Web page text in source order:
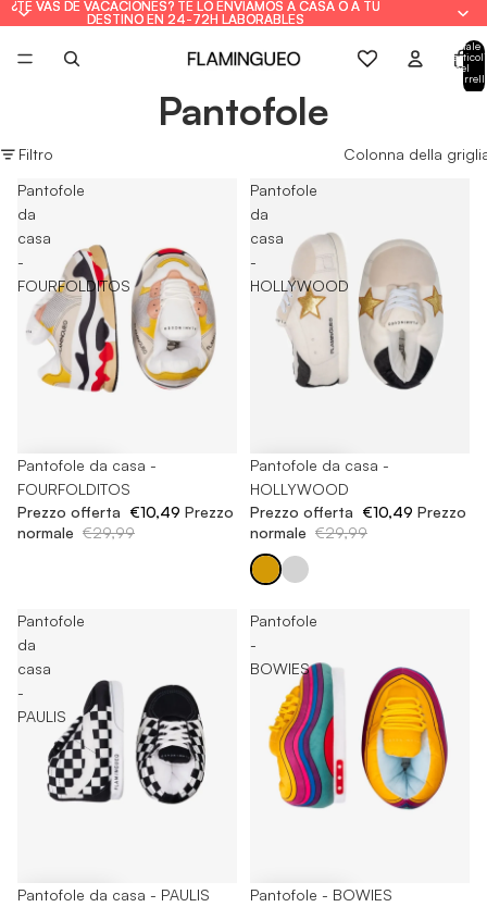
¿TE VAS DE VACACIONES? TE LO ENVIAMOS A CASA O A TU
DESTINO EN 24-72H LABORABLES
¿TE VAS DE VACACIONES? TE LO ENVIAMOS A CASA O A TU
DESTINO EN 24-72H LABORABLES
Totale
articoli
nel
Pantofole
Filtro
Colonna della
Pantofole
da
casa
-
FOURFOLDITOS
-65%
Pantofole da casa -
FOURFOLDITOS
Prezzo offerta €10,49 Prezzo
normale €29,99
Pantofole
da
casa
-
HOLLYWOOD
-65%
Pantofole da casa -
HOLLYWOOD
Prezzo offerta €10,49 Prezzo
normale €29,99
Pantofole
da
casa
-
PAULIS
-65%
Pantofole da casa - PAULIS
Pantofole
-
BOWIES
-65%
Pantofole - BOWIES